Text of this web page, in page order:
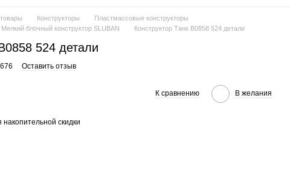
Конструкторы
Пластмассовые конструкторы
Мелкий блочный конструктор SLUBAN Конструктор Танк B0858 524 детали
524 детали
Оставить отзыв
К сравнению В желания
скидки